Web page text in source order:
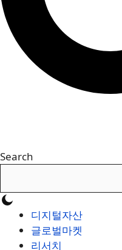
Search
디지털자산
글로벌마켓
리서치